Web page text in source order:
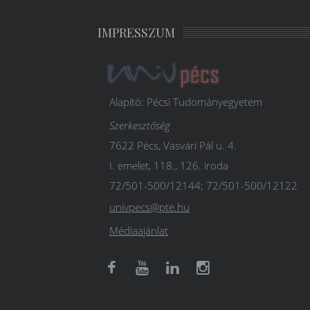
IMPRESSZUM
Alapító: Pécsi Tudományegyetem
Szerkesztőség
7622 Pécs, Vasvári Pál u. 4.
I. emelet, 118., 126. iroda
72/501-500/12144; 72/501-500/12122
univpecs@pte.hu
Médiaajánlat